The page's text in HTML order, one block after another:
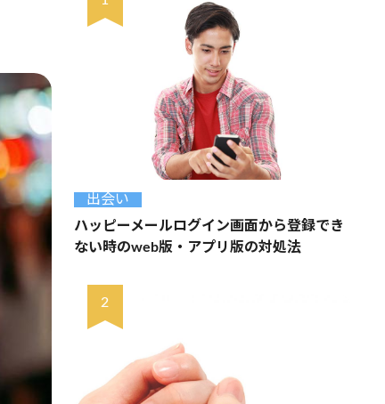
出会い
ハッピーメールログイン画面から登録でき
ない時のweb版・アプリ版の対処法